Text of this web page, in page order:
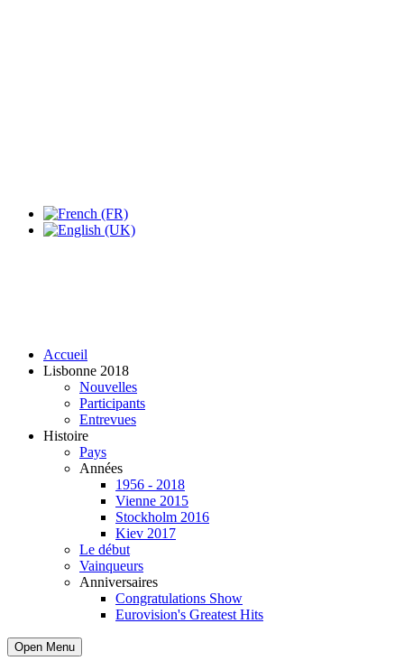
Accueil
Lisbonne 2018
Nouvelles
Participants
Entrevues
Histoire
Pays
Années
1956 - 2018
Vienne 2015
Stockholm 2016
Kiev 2017
Le début
Vainqueurs
Anniversaires
Congratulations Show
Eurovision's Greatest Hits
Open Menu